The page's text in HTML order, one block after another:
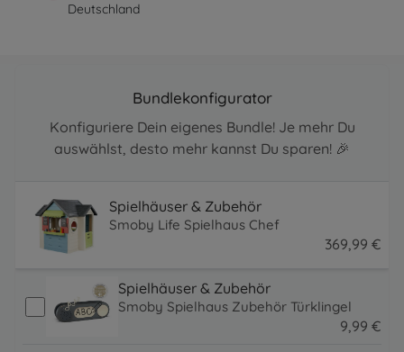
Deutschland
Bundlekonfigurator
Konfiguriere Dein eigenes Bundle! Je mehr Du
auswählst, desto mehr kannst Du sparen! 🎉
Spielhäuser & Zubehör
Smoby Life Spielhaus Chef
369,99 €
Spielhäuser & Zubehör
Smoby Spielhaus Zubehör Türklingel
9 99 €